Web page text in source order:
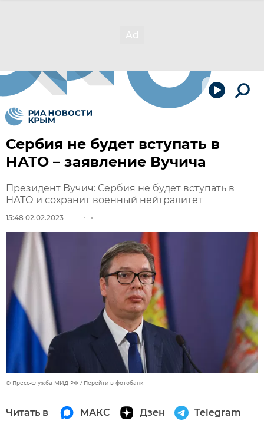
Сербия не будет вступать в
НАТО – заявление Вучича
Президент Вучич: Сербия не будет вступать в
НАТО и сохранит военный нейтралитет
15:48 02.02.2023
© Пресс-служба МИД РФ Перейти в фотобанк
Читать в МАКС Дзен Telegram